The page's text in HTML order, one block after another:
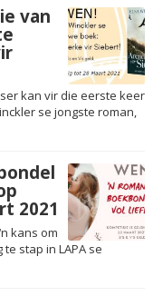
van
kan vir die eerste keer
se jongste roman,
2021
kans om
stap in LAPA se